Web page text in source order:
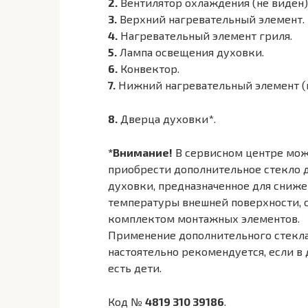
3. Верхний нагревательный элемент.
4. Нагревательный элемент гриля.
5. Лампа освещения духовки.
6. Конвектор.
7. Нижний нагревательный элемент
8. Дверца духовки*.
*Внимание! В сервисном центре
приобрести дополнительное стекло
духовки, предназначенное для
температуры внешней поверхности, с
комплектом монтажных элементов.
Применение дополнительного
настоятельно рекомендуется, если в
есть дети.
Код № 4819 310 39186